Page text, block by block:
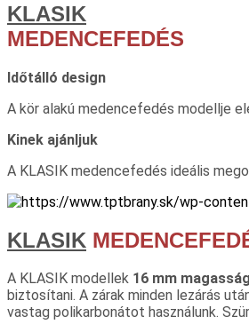
KLASIK
MEDENCEFEDÉS
Időtálló design
A kör alakú medencefedés modellje
Kinek ajánljuk
A KLASIK medencefedés ideális
KLASIK
A KLASIK modellek 16 mm
biztosítani. A zárak minden lezárás
vastag polikarbonátot használunk.